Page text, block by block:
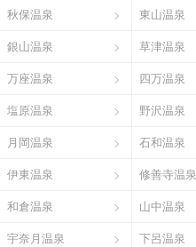
秋保温泉 東山温泉
銀山温泉 草津温泉
万座温泉 四万温泉
塩原温泉 野沢温泉
月岡温泉 石和温泉
伊東温泉 修善寺温泉
和倉温泉 山中温泉
宇奈月温泉 下呂温泉